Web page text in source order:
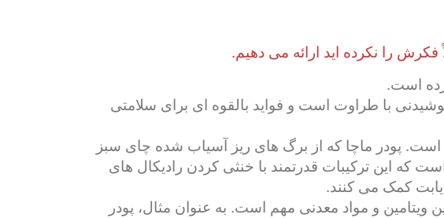
را نکرده اید ارائه می دهیم.
است.
با طراوت است و فواید بالقوه ای برای سلامتی
است. پودر ماچا که از برگ های ریز آسیاب شده چای سبز
که این ترکیبات قدرتمند با خنثی کردن رادیکال های
کمک می کنند.
ویتامین و مواد معدنی مهم است. به عنوان مثال، پودر